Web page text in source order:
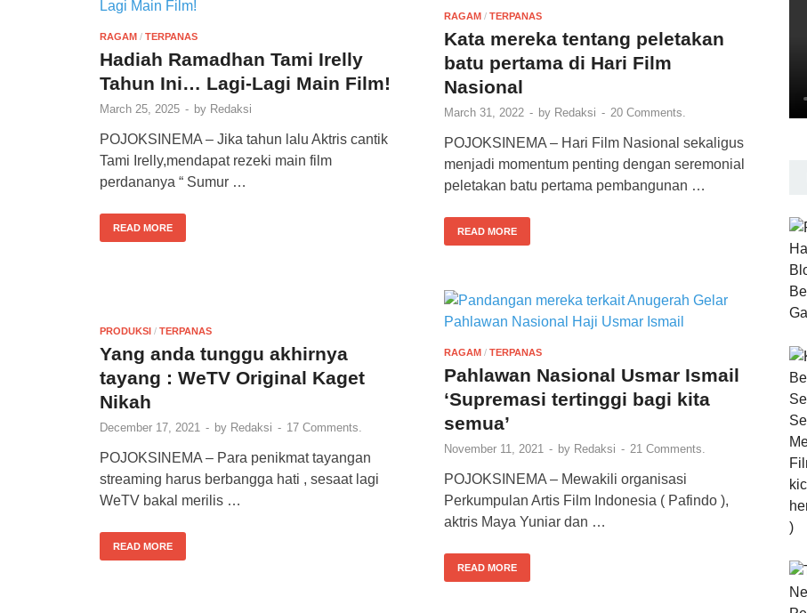
RAGAM / TERPANAS
Hadiah Ramadhan Tami Irelly
Tahun Ini… Lagi-Lagi Main Film!
March 25, 2025 - by Redaksi
POJOKSINEMA – Jika tahun lalu Aktris cantik
Tami Irelly,mendapat rezeki main film
perdananya “ Sumur …
READ MORE
RAGAM / TERPANAS
Kata mereka tentang peletakan
batu pertama di Hari Film
Nasional
March 31, 2022 - by Redaksi - 20 Comments.
POJOKSINEMA – Hari Film Nasional sekaligus
menjadi momentum penting dengan seremonial
peletakan batu pertama pembangunan …
READ MORE
PRODUKSI / TERPANAS
Yang anda tunggu akhirnya
tayang : WeTV Original Kaget
Nikah
December 17, 2021 - by Redaksi - 17 Comments.
POJOKSINEMA – Para penikmat tayangan
streaming harus berbangga hati , sesaat lagi
WeTV bakal merilis …
READ MORE
RAGAM / TERPANAS
Pahlawan Nasional Usmar Ismail
‘Supremasi tertinggi bagi kita
semua’
November 11, 2021 - by Redaksi - 21 Comments.
POJOKSINEMA – Mewakili organisasi
Perkumpulan Artis Film Indonesia ( Pafindo ),
aktris Maya Yuniar dan …
READ MORE